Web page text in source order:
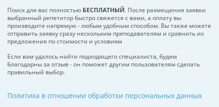
Поиск для вас полностью БЕСПЛАТНЫЙ. После размещения заявки
выбранный репетитор быстро свяжется с вами, а оплату вы
производите напрямую - любым удобным способом. Вы также можете
отправить заявку сразу нескольким преподавателям и сравнить их
предложения по стоимости и условиям
Если вам удалось найти подходящего специалиста, будем
благодарны за отзыв - он поможет другим пользователям сделать
правильный выбор.
Политика в отношении обработки персональных данных